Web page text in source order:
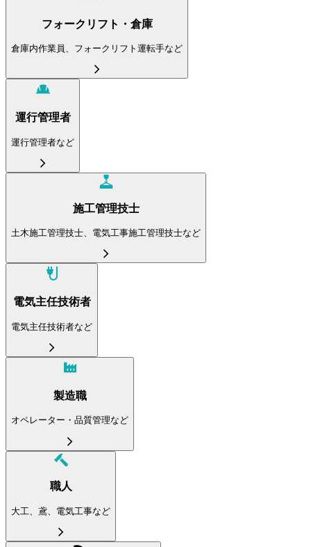
フォークリフト・倉庫
倉庫内作業員、フォークリフト運転手など
運行管理者
運行管理者など
施工管理技士
土木施工管理技士、電気工事施工管理技士など
電気主任技術者
電気主任技術者など
製造職
オペレーター・品質管理など
職人
大工、鳶、電気工事など